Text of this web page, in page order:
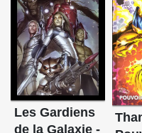
Les Gardiens
de la Galaxie -